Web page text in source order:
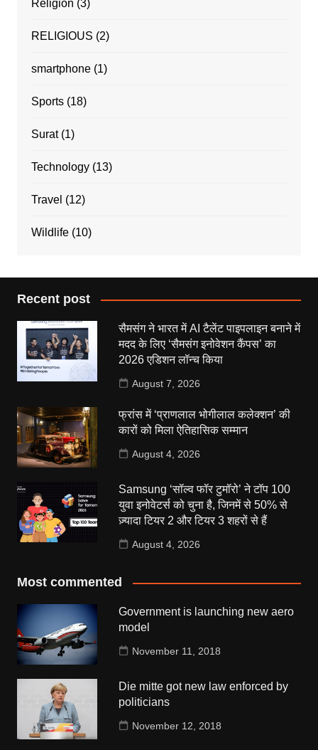
Religion (3)
RELIGIOUS (2)
smartphone(1)
Sports(18)
Surat(1)
Technology(13)
Travel (12)
Wildlife(10)
Recent post
सैमसंग ने भारत में AI टैलेंट पाइपलाइन बनाने में
मदद के लिए ‘सैमसंग इनोवेशन कैंपस’ का
2026 एडिशन लॉन्च किया
August 7, 2026
फ्रांस में ‘प्राणलाल भोगीलाल कलेक्शन’ की
कारों को मिला ऐतिहासिक सम्मान
August 4, 2026
Samsung ‘सॉल्व फॉर टुमॉरो’ ने टॉप 100
युवा इनोवेटर्स को चुना है, जिनमें से 50% से
ज़्यादा टियर 2 और टियर 3 शहरों से हैं
August 4, 2026
Most commented
Government is launching new aero
model
November 11, 2018
Die mitte got new law enforced by
politicians
November 12, 2018